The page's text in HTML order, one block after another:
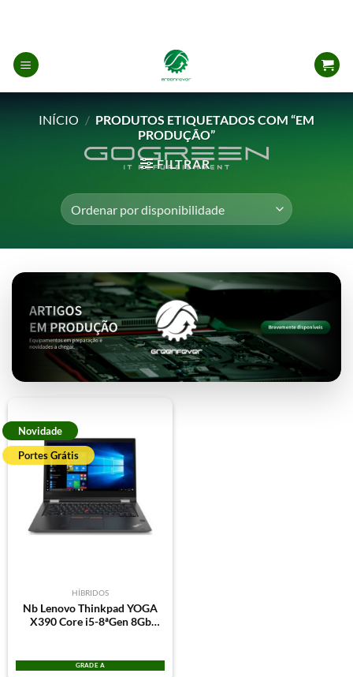
content
INÍCIO / PRODUTOS ETIQUETADOS COM “EM
PRODUÇÃO”
FILTRAR
Novidade
Portes Grátis
HÍBRIDOS
Nb Lenovo Thinkpad YOGA
X390 Core i5-8ªGen 8Gb
GRADE A